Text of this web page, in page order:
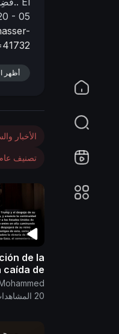
n
- 05
أظهر
الأخبار
تصنيف
de la
caída de
de
su reino.
20 المشاهدات